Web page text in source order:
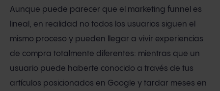
Aunque puede parecer que el marketing funnel es
lineal, en realidad no todos los usuarios siguen el
mismo proceso y pueden llegar a vivir experiencias
de compra totalmente diferentes: mientras que un
usuario puede haberte conocido a través de tus
artículos posicionados en Google y tardar meses en